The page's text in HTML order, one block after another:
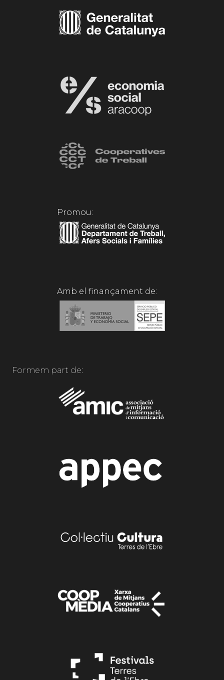
Promou:
Amb el finançament de:
Formem part de: